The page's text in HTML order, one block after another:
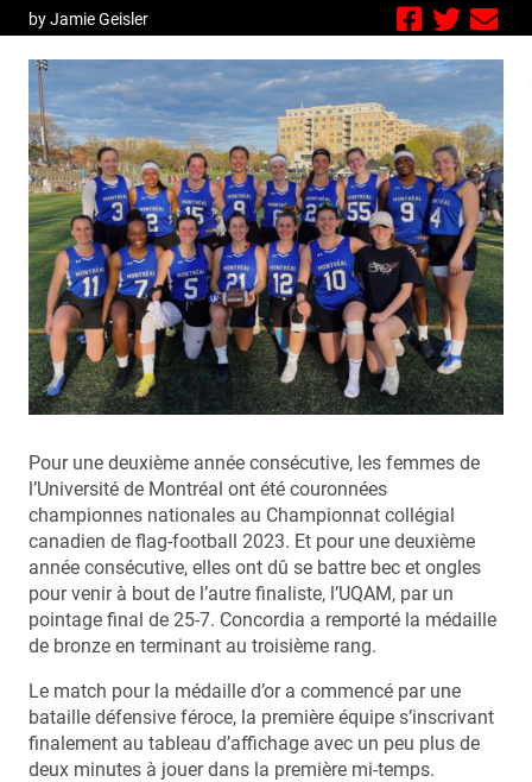
by Jamie Geisler
Pour une deuxième année consécutive, les femmes de
l’Université de Montréal ont été couronnées
championnes nationales au Championnat collégial
canadien de flag-football 2023. Et pour une deuxième
année consécutive, elles ont dû se battre bec et ongles
pour venir à bout de l’autre finaliste, l’UQAM, par un
pointage final de 25-7. Concordia a remporté la médaille
de bronze en terminant au troisième rang.
Le match pour la médaille d’or a commencé par une
bataille défensive féroce, la première équipe s’inscrivant
finalement au tableau d’affichage avec un peu plus de
deux minutes à jouer dans la première mi-temps.